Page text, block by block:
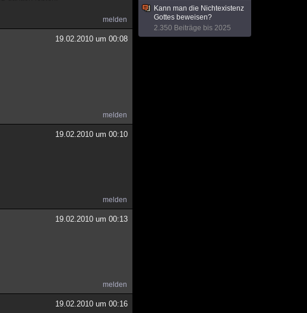
melden
19.02.2010 um 00:08
melden
19.02.2010 um 00:10
melden
19.02.2010 um 00:13
melden
19.02.2010 um 00:16
Kann man die Nichtexistenz
Gottes beweisen?
2.350 Beiträge bis 2025